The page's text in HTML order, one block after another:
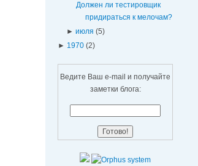
Должен ли тестировщик
придираться к мелочам?
►июля(5)
► 1970 (2)
Ведите Ваш e-mail и получайте
заметки блога: